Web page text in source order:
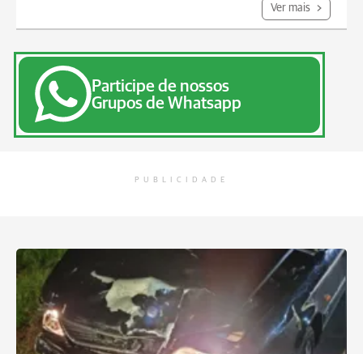
Ver mais
Participe de nossos
Grupos de Whatsapp
PUBLICIDADE